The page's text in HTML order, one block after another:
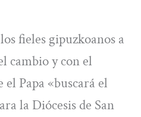
fieles gipuzkoanos a
cambio y con el
Papa «buscará el
la Diócesis de San